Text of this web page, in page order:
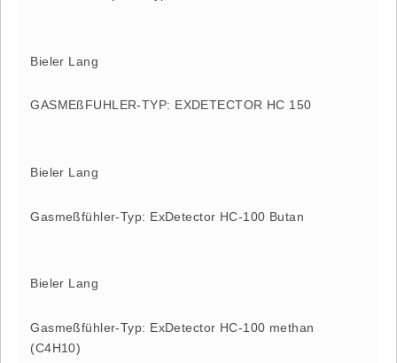
Bieler Lang
GASMEßFUHLER-TYP: EXDETECTOR HC 150
Bieler Lang
Gasmeßfühler-Typ: ExDetector HC-100 Butan
Bieler Lang
Gasmeßfühler-Typ: ExDetector HC-100 methan
(C4H10)